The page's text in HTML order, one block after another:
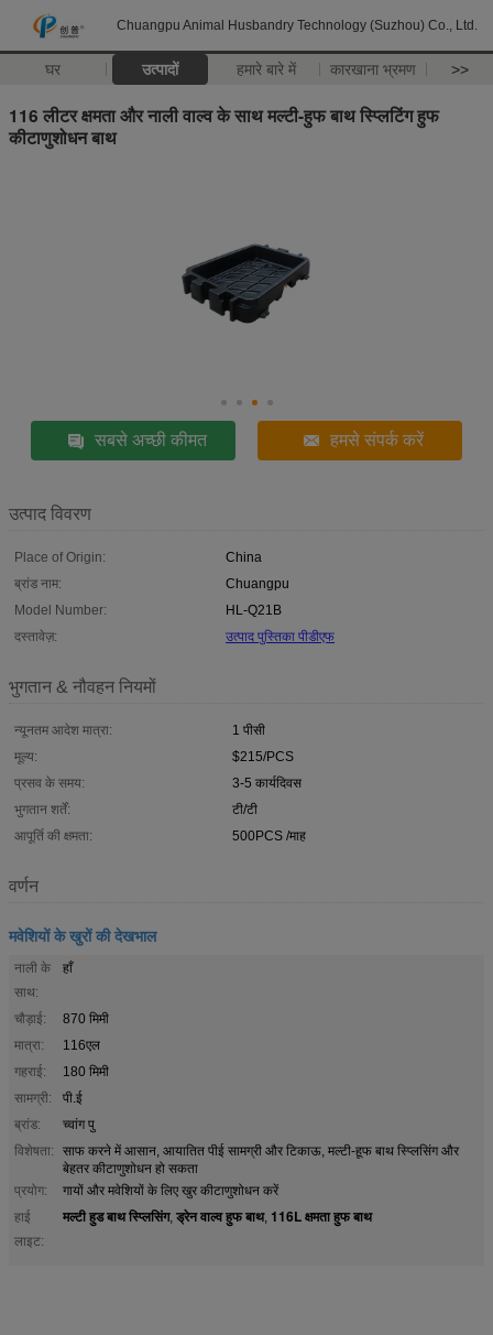
Chuangpu Animal Husbandry Technology (Suzhou) Co., Ltd.
घर उत्पादों हमारे बारे में कारखाना भ्रमण >>
116 लीटर क्षमता और नाली वाल्व के साथ मल्टी-हुफ बाथ स्प्लिटिंग हुफ
कीटाणुशोधन बाथ
सबसे अच्छी कीमत हमसे संपर्क करें
उत्पाद विवरण
Place of Origin:
China
ब्रांड नाम:
Chuangpu
Model Number:
HL-Q21B
दस्तावेज़:
उत्पाद पुस्तिका पीडीएफ
भुगतान & नौवहन नियमों
न्यूनतम आदेश मात्रा:
1 पीसी
मूल्य:
$215/PCS
प्रसव के समय:
3-5 कार्यदिवस
भुगतान शर्तें:
टी/टी
आपूर्ति की क्षमता:
500PCS /माह
वर्णन
मवेशियों के खुरों की देखभाल
नाली के
साथ:
हाँ
चौड़ाई:
870 मिमी
मात्रा:
116एल
गहराई:
180 मिमी
सामग्री:
पी.ई
ब्रांड:
च्वांग पु
विशेषता:
साफ करने में आसान, आयातित पीई सामग्री और टिकाऊ, मल्टी-हूफ बाथ स्प्लिसिंग और
बेहतर कीटाणुशोधन हो सकता
प्रयोग:
गायों और मवेशियों के लिए खुर कीटाणुशोधन करें
हाई
लाइट:
मल्टी हुड बाथ स्प्लिसिंग, ड्रेन वाल्व हुफ बाथ, 116L क्षमता हुफ बाथ